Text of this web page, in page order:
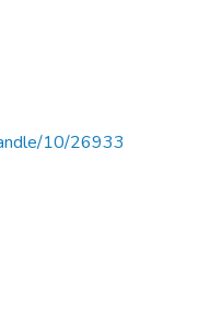
10/26933